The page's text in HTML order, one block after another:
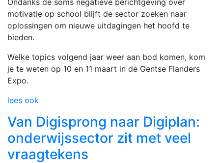
Ondanks de soms negatieve berichtgeving over
motivatie op school blijft de sector zoeken naar
oplossingen om nieuwe uitdagingen het hoofd te
bieden.
Welke topics volgend jaar weer aan bod komen, kom
je te weten op 10 en 11 maart in de Gentse Flanders
Expo.
lees ook
Van Digisprong naar Digiplan:
onderwijssector zit met veel
vraagtekens